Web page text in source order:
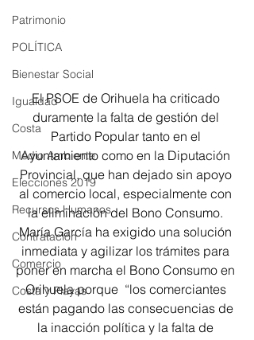
Patrimonio
POLÍTICA
Bienestar Social
Igualdad
Costa
Medio Ambiente
Elecciones 2019
Recursos Humanos
Contratación
Comercio
Costa y Playas
El PSOE de Orihuela ha criticado
duramente la falta de gestión del
Partido Popular tanto en el
Ayuntamiento como en la Diputación
Provincial, que han dejado sin apoyo
al comercio local, especialmente con
la eliminación del Bono Consumo.
María García ha exigido una solución
inmediata y agilizar los trámites para
poner en marcha el Bono Consumo en
Orihuela porque  “los comerciantes
están pagando las consecuencias de
la inacción política y la falta de